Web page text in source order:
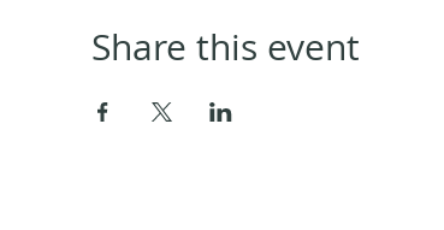
Share this event